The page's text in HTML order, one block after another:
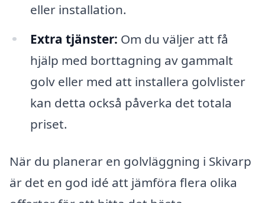
eller installation.
Extra tjänster: Om du väljer att få
hjälp med borttagning av gammalt
golv eller med att installera golvlister
kan detta också påverka det totala
priset.
När du planerar en golvläggning i Skivarp
är det en god idé att jämföra flera olika